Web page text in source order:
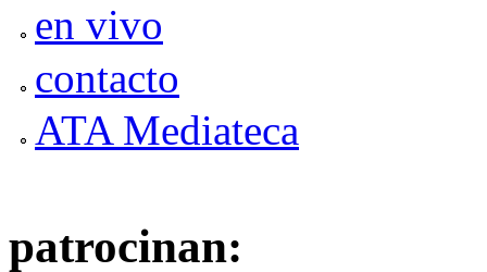
en vivo
contacto
ATA Mediateca
patrocinan: